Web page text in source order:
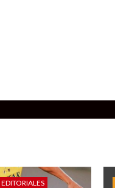
EDITORIALES